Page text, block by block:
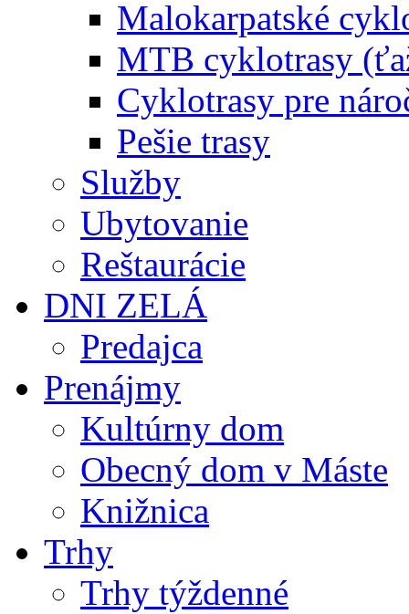
Malokarpatské
MTB cyklotrasy
Cyklotrasy pre
Pešie trasy
Služby
Ubytovanie
Reštaurácie
DNI ZELÁ
Predajca
Prenájmy
Kultúrny dom
Obecný dom v Máste
Knižnica
Trhy
Trhy týždenné